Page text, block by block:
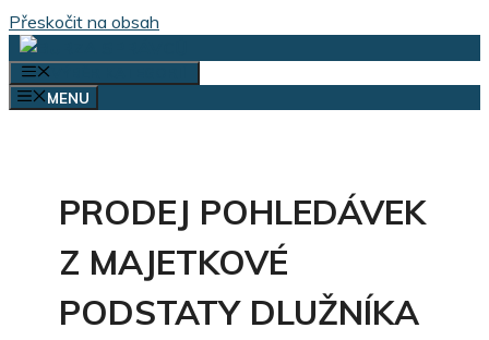
Přeskočit na obsah
MENU
PRODEJ POHLEDÁVEK
Z MAJETKOVÉ
PODSTATY DLUŽNÍKA